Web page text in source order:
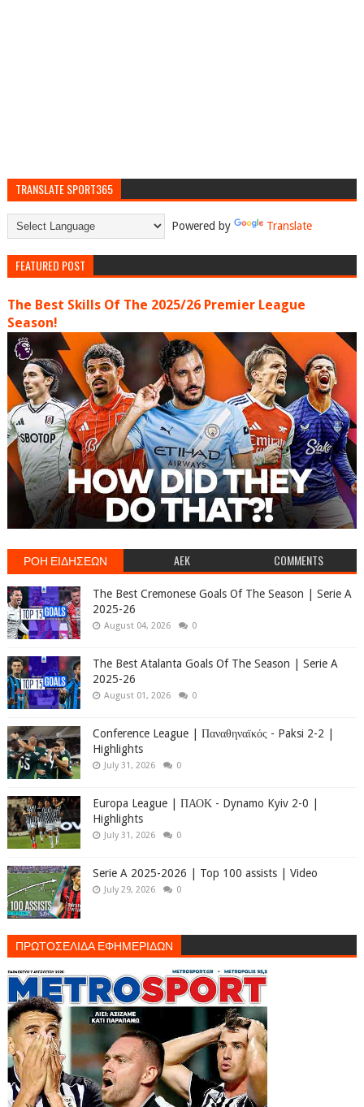
TRANSLATE SPORT365
Powered by Translate
FEATURED POST
The Best Skills Of The 2025/26 Premier League
Season!
ΡΟΗ ΕΙΔΗΣΕΩΝ AEK COMMENTS
The Best Cremonese Goals Of The Season | Serie A
2025-26
August 04, 2026 0
The Best Atalanta Goals Of The Season | Serie A
2025-26
August 01, 2026 0
Conference League | Παναθηναϊκός - Paksi 2-2 |
Highlights
July 31, 2026 0
Europa League | ΠΑΟΚ - Dynamo Kyiv 2-0 |
Highlights
July 31, 2026 0
Serie A 2025-2026 | Top 100 assists | Video
July 29, 2026 0
ΠΡΩΤΟΣΕΛΙΔΑ ΕΦΗΜΕΡΙΔΩΝ